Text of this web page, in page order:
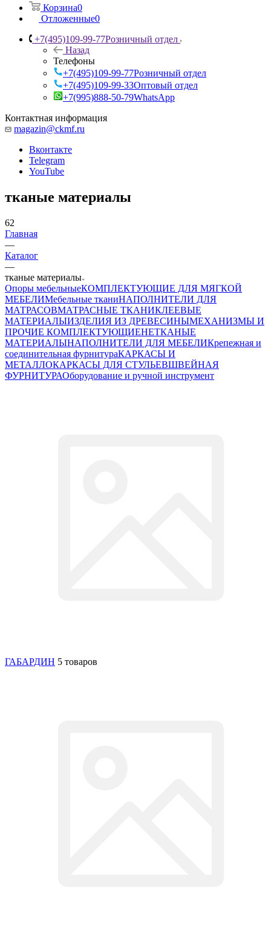
Корзина0
Отложенные0
+7(495)109-99-77Розничный отдел
Назад
Телефоны
+7(495)109-99-77Розничный отдел
+7(495)109-99-33Оптовый отдел
+7(995)888-50-79WhatsApp
Контактная информация
magazin@ckmf.ru
Вконтакте
Telegram
YouTube
тканые материалы
62
Главная
—
Каталог
—
тканые материалы
Опоры мебельныеКОМПЛЕКТУЮЩИЕ ДЛЯ МЯГКОЙ
МЕБЕЛИМебельные тканиНАПОЛНИТЕЛИ ДЛЯ
МАТРАСОВМАТРАСНЫЕ ТКАНИКЛЕЕВЫЕ
МАТЕРИАЛЫИЗДЕЛИЯ ИЗ ДРЕВЕСИНЫМЕХАНИЗМЫ И
ПРОЧИЕ КОМПЛЕКТУЮЩИЕНЕТКАНЫЕ
МАТЕРИАЛЫНАПОЛНИТЕЛИ ДЛЯ МЕБЕЛИКрепежная и
соединительная фурнитураКАРКАСЫ И
МЕТАЛЛОКАРКАСЫ ДЛЯ СТУЛЬЕВШВЕЙНАЯ
ФУРНИТУРАОборудование и ручной инструмент
ГАБАРДИН 5 товаров